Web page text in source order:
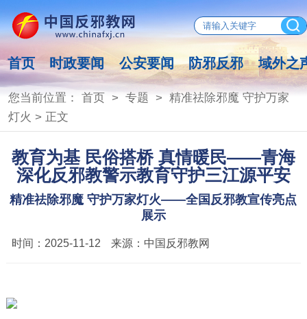
首页 时政要闻 公安要闻 防邪反邪 域外之
您当前位置： 首页> 专题 > 精准祛除邪魔 守护万家
灯火 > 正文
教育为基 民俗搭桥 真情暖民——青海
深化反邪教警示教育守护三江源平安
精准祛除邪魔 守护万家灯火——全国反邪教宣传亮点
展示
时间： 2025-11-12 来源： 中国反邪教网